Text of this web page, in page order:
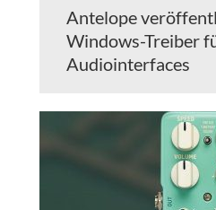
Antelope
Windows-Treiber
Audiointerfaces